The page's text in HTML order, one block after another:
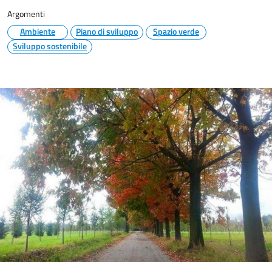
Argomenti
Ambiente
Piano di sviluppo
Spazio verde
Sviluppo sostenibile